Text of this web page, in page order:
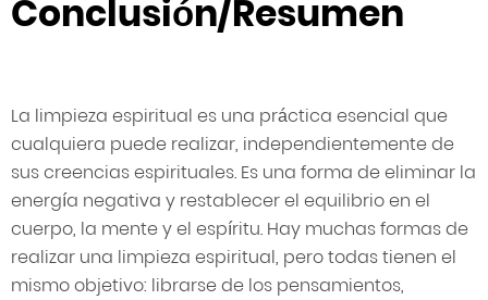
Conclusión/Resumen
La limpieza espiritual es una práctica esencial que
cualquiera puede realizar, independientemente de
sus creencias espirituales. Es una forma de eliminar la
energía negativa y restablecer el equilibrio en el
cuerpo, la mente y el espíritu. Hay muchas formas de
realizar una limpieza espiritual, pero todas tienen el
mismo objetivo: librarse de los pensamientos,